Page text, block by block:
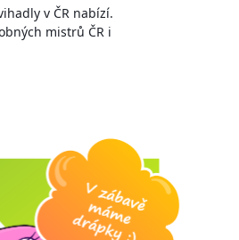
v ČR nabízí.
mistrů ČR i